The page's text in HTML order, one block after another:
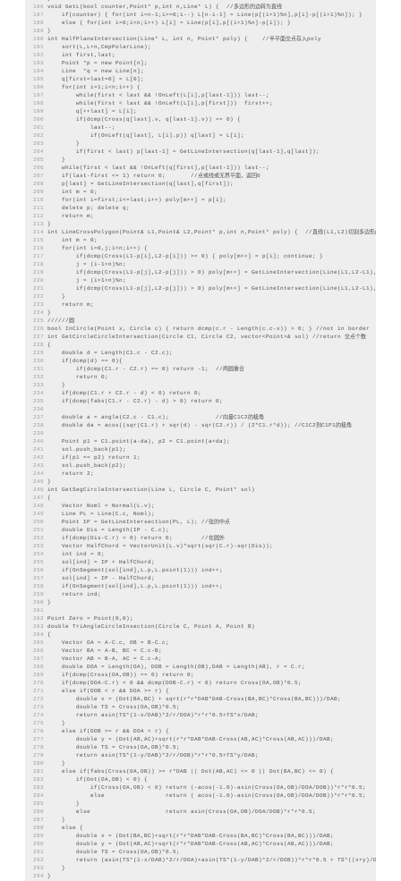
186
187
188
189
190
191
192
193
194
195
196
197
198
199
200
201
202
203
204
205
206
207
208
209
210
211
212
213
214
215
216
217
218
219
220
221
222
223
224
225
226
227
228
229
230
231
232
233
234
235
236
237
238
239
240
241
242
243
244
245
246
247
248
249
250
251
252
253
254
255
256
257
258
259
260
261
262
263
264
265
266
267
268
269
270
271
272
273
274
275
276
277
278
279
280
281
282
283
284
285
286
287
288
289
290
291
292
293
294
void GetL(bool counter,Point* p,int n,Line* L) {  //多边形的边转为直线
    if(counter) { for(int i=n-1;i>=0;i--) L[n-i-1] = Line(p[(i+1)%n],p[i]-p[(i+1)%n]); }
    else { for(int i=0;i<n;i++) L[i] = Line(p[i],p[(i+1)%n]-p[i]); }
}
int HalfPlaneIntersection(Line* L, int n, Point* poly) {    //半平面交点存入poly
    sort(L,L+n,CmpPolarLine);
    int first,last;
    Point *p = new Point[n];
    Line  *q = new Line[n];
    q[first=last=0] = L[0];
    for(int i=1;i<n;i++) {
        while(first < last && !OnLeft(L[i],p[last-1])) last--;
        while(first < last && !OnLeft(L[i],p[first]))  first++;
        q[++last] = L[i];
        if(dcmp(Cross(q[last].v, q[last-1].v)) == 0) {
            last--;
            if(OnLeft(q[last], L[i].p)) q[last] = L[i];
        }
        if(first < last) p[last-1] = GetLineIntersection(q[last-1],q[last]);
    }
    while(first < last && !OnLeft(q[first],p[last-1])) last--;
    if(last-first <= 1) return 0;       //点或线或无界平面，返回0
    p[last] = GetLineIntersection(q[last],q[first]);
    int m = 0;
    for(int i=first;i<=last;i++) poly[m++] = p[i];
    delete p; delete q;
    return m;
}
int LineCrossPolygon(Point& L1,Point& L2,Point* p,int n,Point* poly) {  //直线(L1,L2)切割多边形p，形成新
    int m = 0;
    for(int i=0,j;i<n;i++) {
        if(dcmp(Cross(L1-p[i],L2-p[i])) >= 0) { poly[m++] = p[i]; continue; }
        j = (i-1+n)%n;
if(dcmp(Cross(L1-p[j],L2-p[j])) > 0) poly[m++] = GetLineIntersection(Line(L1,L2-
        j = (i+1+n)%n;
if(dcmp(Cross(L1-p[j],L2-p[j])) > 0) poly[m++] = GetLineIntersection(Line(L1,L2-
    }
    return m;
}
//////圆
bool InCircle(Point x, Circle c) { return dcmp(c.r - Length(c.c-x)) > 0; } //not in border
int GetCircleCircleIntersection(Circle C1, Circle C2, vector<Point>& sol) //return 交点个数
{
    double d = Length(C1.c - C2.c);
    if(dcmp(d) == 0){
        if(dcmp(C1.r - C2.r) == 0) return -1;  //两圆重合
        return 0;
    }
    if(dcmp(C1.r + C2.r - d) < 0) return 0;
    if(dcmp(fabs(C1.r - C2.r) - d) > 0) return 0;
    double a = angle(C2.c - C1.c);             //向量C1C2的极角
    double da = acos((sqr(C1.r) + sqr(d) - sqr(C2.r)) / (2*C1.r*d)); //C1C2到C1P1的极角
    Point p1 = C1.point(a-da), p2 = C1.point(a+da);
    sol.push_back(p1);
    if(p1 == p2) return 1;
    sol.push_back(p2);
    return 2;
}
int GetSegCircleIntersection(Line L, Circle C, Point* sol)
{
    Vector Noml = Normal(L.v);
    Line PL = Line(C.c, Noml);
    Point IP = GetLineIntersection(PL, L); //弦的中点
    double Dis = Length(IP - C.c);
    if(dcmp(Dis-C.r) > 0) return 0;        //在圆外
    Vector HalfChord = VectorUnit(L.v)*sqrt(sqr(C.r)-sqr(Dis));
    int ind = 0;
    sol[ind] = IP + HalfChord;
    if(OnSegment(sol[ind],L.p,L.point(1))) ind++;
    sol[ind] = IP - HalfChord;
    if(OnSegment(sol[ind],L.p,L.point(1))) ind++;
    return ind;
}
Point Zero = Point(0,0);
double TriAngleCircleInsection(Circle C, Point A, Point B)
{
    Vector OA = A-C.c, OB = B-C.c;
    Vector BA = A-B, BC = C.c-B;
    Vector AB = B-A, AC = C.c-A;
    double DOA = Length(OA), DOB = Length(OB),DAB = Length(AB), r = C.r;
    if(dcmp(Cross(OA,OB)) == 0) return 0;
    if(dcmp(DOA-C.r) < 0 && dcmp(DOB-C.r) < 0) return Cross(OA,OB)*0.5;
    else if(DOB < r && DOA >= r) {
        double x = (Dot(BA,BC) + sqrt(r*r*DAB*DAB-Cross(BA,BC)*Cross(BA,BC)))/DAB;
        double TS = Cross(OA,OB)*0.5;
        return asin(TS*(1-x/DAB)*2/r/DOA)*r*r*0.5+TS*x/DAB;
    }
    else if(DOB >= r && DOA < r) {
        double y = (Dot(AB,AC)+sqrt(r*r*DAB*DAB-Cross(AB,AC)*Cross(AB,AC)))/DAB;
        double TS = Cross(OA,OB)*0.5;
        return asin(TS*(1-y/DAB)*2/r/DOB)*r*r*0.5+TS*y/DAB;
    }
    else if(fabs(Cross(OA,OB)) >= r*DAB || Dot(AB,AC) <= 0 || Dot(BA,BC) <= 0) {
        if(Dot(OA,OB) < 0) {
            if(Cross(OA,OB) < 0) return (-acos(-1.0)-asin(Cross(OA,OB)/DOA/DOB))*r*r*0.5;
            else                 return ( acos(-1.0)-asin(Cross(OA,OB)/DOA/DOB))*r*r*0.5;
        }
        else                     return asin(Cross(OA,OB)/DOA/DOB)*r*r*0.5;
    }
    else {
        double x = (Dot(BA,BC)+sqrt(r*r*DAB*DAB-Cross(BA,BC)*Cross(BA,BC)))/DAB;
        double y = (Dot(AB,AC)+sqrt(r*r*DAB*DAB-Cross(AB,AC)*Cross(AB,AC)))/DAB;
        double TS = Cross(OA,OB)*0.5;
        return (asin(TS*(1-x/DAB)*2/r/DOA)+asin(TS*(1-y/DAB)*2/r/DOB))*r*r*0.5 + TS*((x+y)/DAB-1);
    }
}